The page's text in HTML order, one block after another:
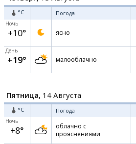
°C Погода
Ночь
+10° ясно
День
+19° малооблачно
Пятница, 14 Августа
°C Погода
Ночь
+8°
облачно с
прояснениями